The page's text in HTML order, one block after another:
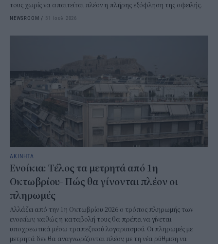
τους χωρίς να απαιτείται πλέον η πλήρης εξόφληση της οφειλής.
NEWSROOM / 31 Ιουλ 2026
ΑΚΙΝΗΤΑ
Ενοίκια: Τέλος τα μετρητά από 1η
Οκτωβρίου- Πώς θα γίνονται πλέον οι
πληρωμές
Αλλάζει από την 1η Οκτωβρίου 2026 ο τρόπος πληρωμής των
ενοικίων, καθώς η καταβολή τους θα πρέπει να γίνεται
υποχρεωτικά μέσω τραπεζικού λογαριασμού. Οι πληρωμές με
μετρητά δεν θα αναγνωρίζονται πλέον, με τη νέα ρύθμιση να